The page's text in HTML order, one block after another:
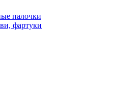
палочки
фартуки